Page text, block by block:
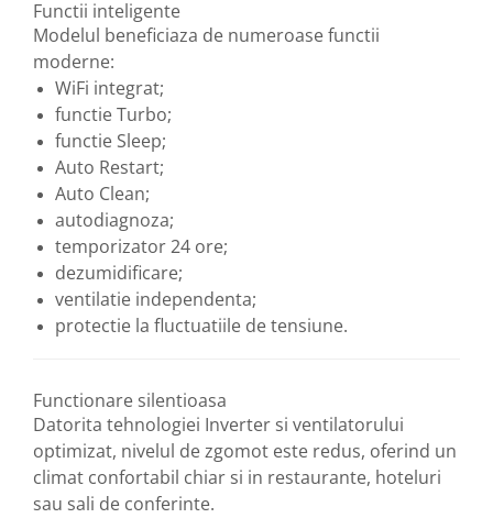
Functii inteligente
Modelul beneficiaza de numeroase functii
moderne:
WiFi integrat;
functie Turbo;
functie Sleep;
Auto Restart;
Auto Clean;
autodiagnoza;
temporizator 24 ore;
dezumidificare;
ventilatie independenta;
protectie la fluctuatiile de tensiune.
Functionare silentioasa
Datorita tehnologiei Inverter si ventilatorului
optimizat, nivelul de zgomot este redus, oferind un
climat confortabil chiar si in restaurante, hoteluri
sau sali de conferinte.